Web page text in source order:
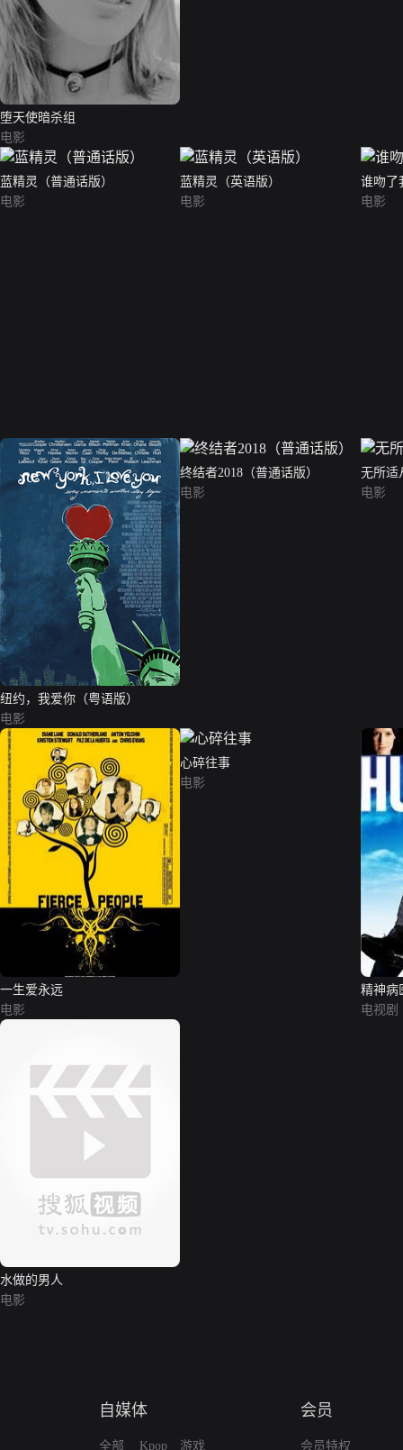
堕天使暗杀组
电影
蓝精灵（普通话版）
电影
蓝精灵（英语版）
电影
谁吻了
电影
纽约，我爱你（粤语版）
电影
终结者2018（普通话版）
电影
无所适
电影
一生爱永远
电影
心碎往事
电影
精神病
电视剧
水做的男人
电影
自媒体
全部 Kpop 游戏
会员
会员特权